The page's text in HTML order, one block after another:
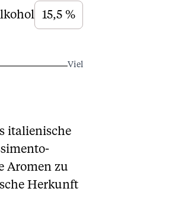
15,5 %
Viel
italienische
Aromen zu
Herkunft